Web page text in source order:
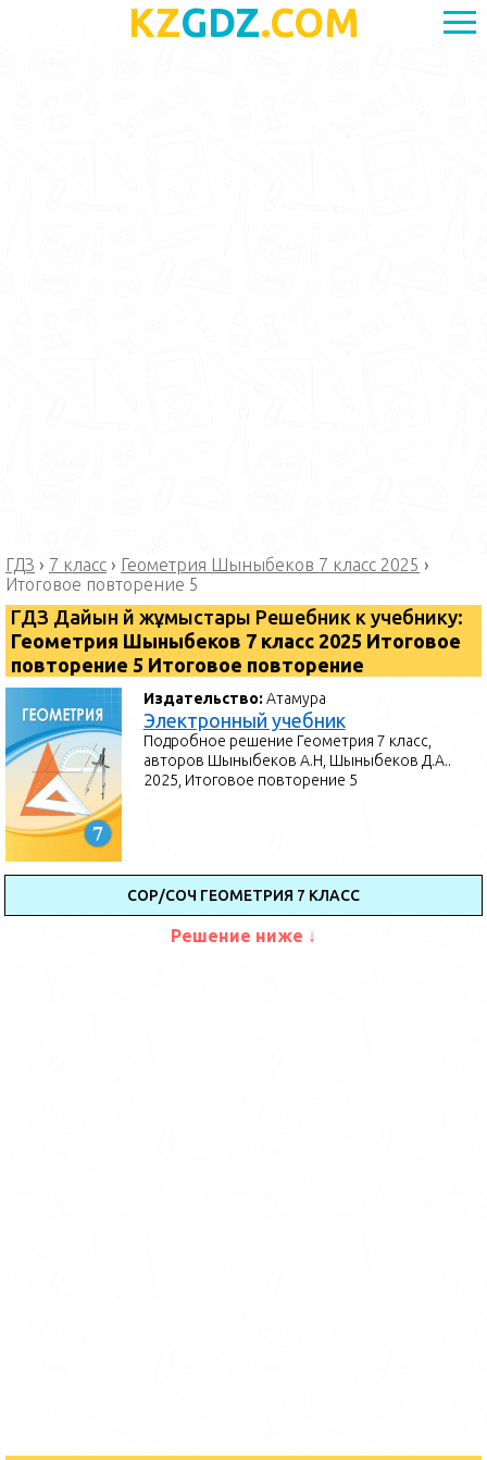
KZGDZ.COM
ГДЗ › 7 класс › Геометрия Шыныбеков 7 класс 2025 ›
Итоговое повторение 5
ГДЗ Дайын үй жұмыстары Решебник к учебнику:
Геометрия Шыныбеков 7 класс 2025 Итоговое
повторение 5 Итоговое повторение
Издательство:Атамура
Электронный учебник
Подробное решение Геометрия 7 класс,
авторов Шыныбеков А.Н, Шыныбеков Д.А..
2025, Итоговое повторение 5
СОР/СОЧ ГЕОМЕТРИЯ 7 КЛАСС
Решение ниже ↓